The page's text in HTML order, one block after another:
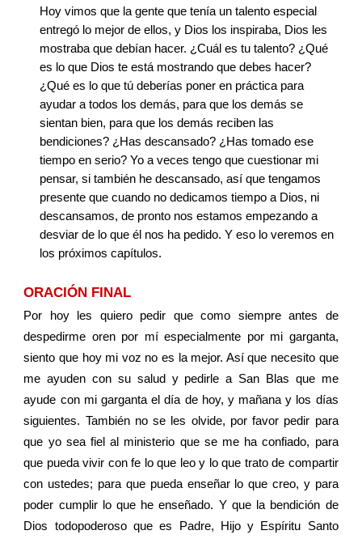
Hoy vimos que la gente que tenía un talento especial
entregó lo mejor de ellos, y Dios los inspiraba, Dios les
mostraba que debían hacer. ¿Cuál es tu talento? ¿Qué
es lo que Dios te está mostrando que debes hacer?
¿Qué es lo que tú deberías poner en práctica para
ayudar a todos los demás, para que los demás se
sientan bien, para que los demás reciben las
bendiciones? ¿Has descansado? ¿Has tomado ese
tiempo en serio? Yo a veces tengo que cuestionar mi
pensar, si también he descansado, así que tengamos
presente que cuando no dedicamos tiempo a Dios, ni
descansamos, de pronto nos estamos empezando a
desviar de lo que él nos ha pedido. Y eso lo veremos en
los próximos capítulos.
ORACIÓN FINAL
Por hoy les quiero pedir que como siempre antes de
despedirme oren por mí especialmente por mi garganta,
siento que hoy mi voz no es la mejor. Así que necesito que
me ayuden con su salud y pedirle a San Blas que me
ayude con mi garganta el día de hoy, y mañana y los días
siguientes. También no se les olvide, por favor pedir para
que yo sea fiel al ministerio que se me ha confiado, para
que pueda vivir con fe lo que leo y lo que trato de compartir
con ustedes; para que pueda enseñar lo que creo, y para
poder cumplir lo que he enseñado. Y que la bendición de
Dios todopoderoso que es Padre, Hijo y Espíritu Santo